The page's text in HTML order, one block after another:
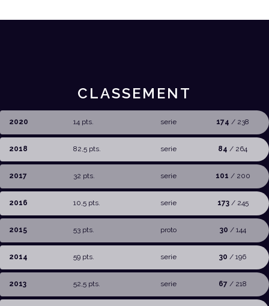
CLASSEMENT
2020 14 pts. serie 174 / 238
2018 82,5 pts. serie 84 / 264
2017 32 pts. serie 101 / 200
2016 10,5 pts. serie 173/ 245
2015 53 pts. proto 30 / 144
2014 59 pts. serie 30 / 196
2013 52,5 pts. serie 67 / 218